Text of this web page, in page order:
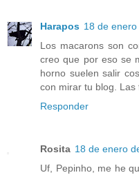
Harapos 18 de
Los macarons son
creo que por eso se
horno suelen salir
con mirar tu blog. Las
Responder
Rosita 18 de enero
Uf, Pepinho, me he